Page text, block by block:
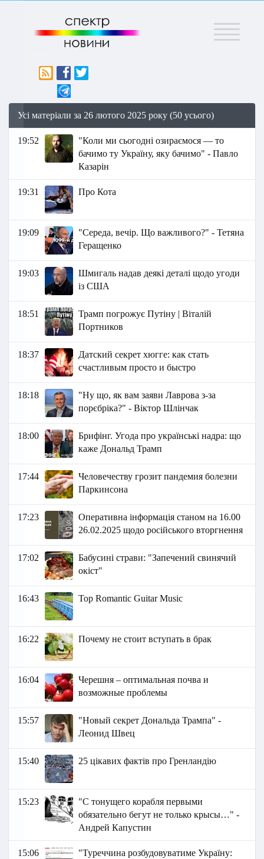
Меню
Усі матеріали за 26 лютого 2025 року (50 усього)
19:52
"Коли ми сьогодні озираємося — то
бачимо ту Україну, яку бачимо" - Павло
Казарін
19:31 Про Кота
19:09
"Середа, вечір. Що важливого?" - Тетяна
Геращенко
19:03
Шмигаль надав деякі деталі щодо угоди
із США
18:51
Трамп погрожує Путіну | Віталій
Портников
18:37
Датский секрет хюгге: как стать
счастливым просто и быстро
18:18
"Ну що, як вам заяви Лаврова з-за
порєбріка?" - Віктор Шлінчак
18:00
Брифінг. Угода про українські надра: що
каже Дональд Трамп
17:44
Человечеству грозит пандемия болезни
Паркинсона
17:23
Оперативна інформація станом на 16.00
26.02.2025 щодо російського вторгнення
17:02
Бабусині страви: "Запечений свинячий
окіст"
16:43 Top Romantic Guitar Music
16:22 Почему не стоит вступать в брак
16:04
Черешня – оптимальная почва и
возможные проблемы
15:57
"Новый секрет Дональда Трампа" -
Леонид Швец
15:40 25 цікавих фактів про Гренландію
15:23
"С тонущего корабля первыми
обязательно бегут не только крысы…" -
Андрей Капустин
15:06
"Туреччина розбудовуватиме Україну: